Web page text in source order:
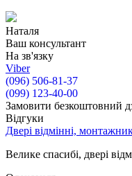
Наталя
Ваш консультант
На зв'язку
Viber
(096) 506-81-37
(099) 123-40-00
Замовити безкоштовний
Відгуки
Двері відмінні,
Велике спасибі, двері